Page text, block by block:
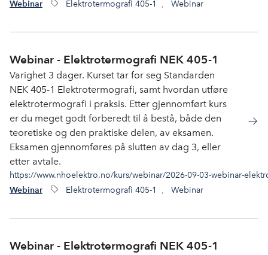
Webinar Elektrotermografi 405-1 , Webinar
Webinar - Elektrotermografi NEK 405-1
Varighet 3 dager. Kurset tar for seg Standarden
NEK 405-1 Elektrotermografi, samt hvordan utføre
elektrotermografi i praksis. Etter gjennomført kurs
er du meget godt forberedt til å bestå, både den
teoretiske og den praktiske delen, av eksamen.
Eksamen gjennomføres på slutten av dag 3, eller
etter avtale.
https://www.nhoelektro.no/kurs/webinar/2026-09-03-webinar-
Webinar Elektrotermografi 405-1 , Webinar
Webinar - Elektrotermografi NEK 405-1